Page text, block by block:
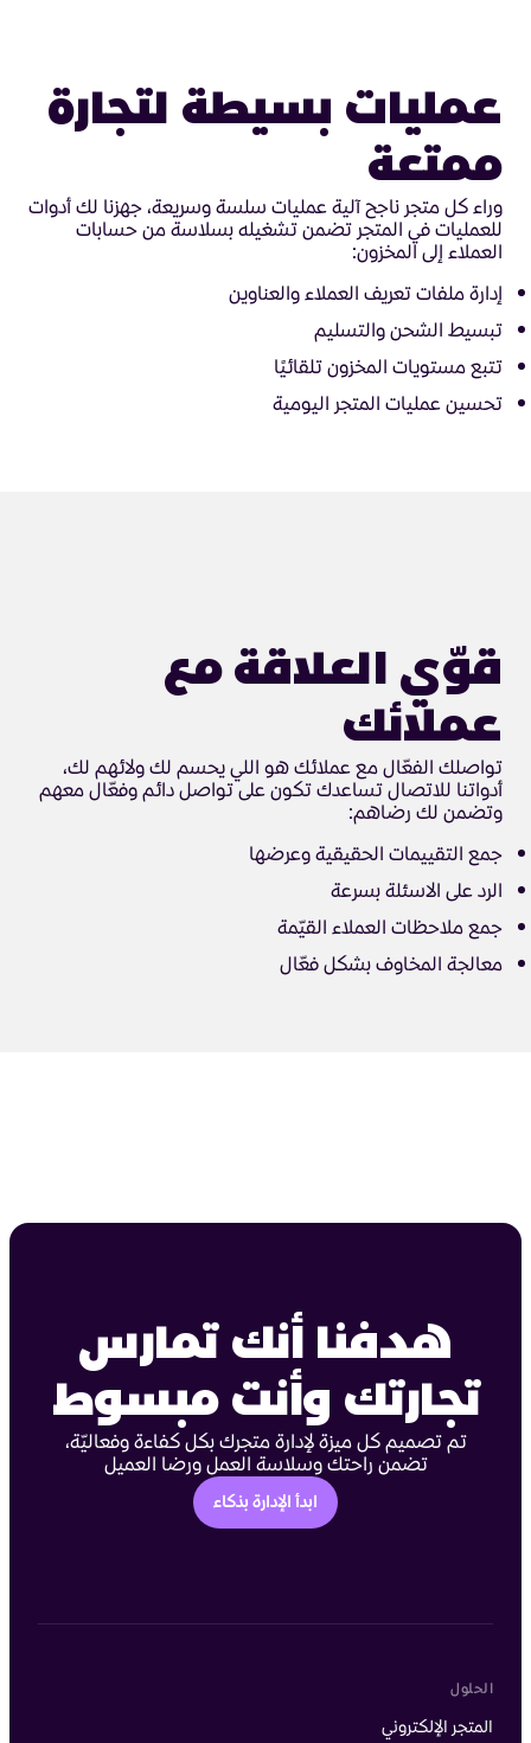
عمليات بسيطة لتجارة
ممتعة
وراء كل متجر ناجح آلية عمليات سلسة وسريعة، جهزنا لك أدوات
للعمليات في المتجر تضمن تشغيله بسلاسة من حسابات
العملاء إلى المخزون:
إدارة ملفات تعريف العملاء والعناوين
تبسيط الشحن والتسليم
تتبع مستويات المخزون تلقائيًا
تحسين عمليات المتجر اليومية
قوّي العلاقة مع
عملائك
تواصلك الفعّال مع عملائك هو اللي يحسم لك ولائهم لك،
أدواتنا للاتصال تساعدك تكون على تواصل دائم وفعّال معهم
وتضمن لك رضاهم:
جمع التقييمات الحقيقية وعرضها
الرد على الاسئلة بسرعة
جمع ملاحظات العملاء القيّمة
معالجة المخاوف بشكل فعّال
هدفنا أنك تمارس
تجارتك وأنت مبسوط
تم تصميم كل ميزة لإدارة متجرك بكل كفاءة وفعاليّة،
تضمن راحتك وسلاسة العمل ورضا العميل
ابدأ الإدارة بذكاء
الحلول
المتجر الإلكتروني